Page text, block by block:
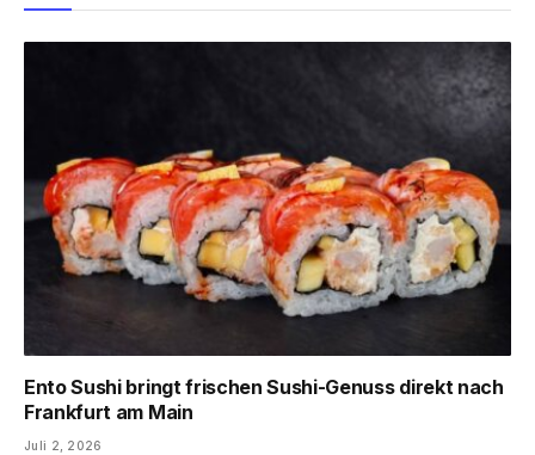
Ento Sushi bringt frischen Sushi-Genuss direkt nach
Frankfurt am Main
Juli 2, 2026